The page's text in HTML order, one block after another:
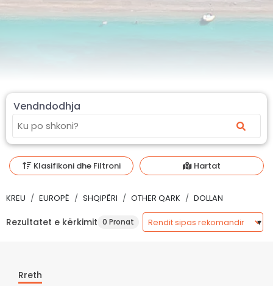
Vendndodhja
Klasifikoni dhe Filtroni Hartat
KREU EUROPË SHQIPËRI OTHER QARK DOLLAN
Rezultatet e kërkimit 0 Pronat
Rreth